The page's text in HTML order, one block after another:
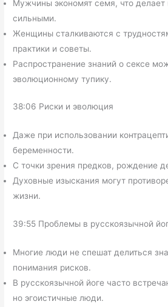
Мужчины экономят семя, что делает
сильными.
Женщины сталкиваются с
практики и советы.
Распространение знаний о сексе
эволюционному тупику.
38:06 Риски и эволюция
Даже при использовании
беременности.
С точки зрения предков, рождение
Духовные изыскания могут
жизни.
39:55 Проблемы в русскоязычной
Многие люди не спешат делиться
понимания рисков.
В русскоязычной йоге часто
но эгоистичные люди.